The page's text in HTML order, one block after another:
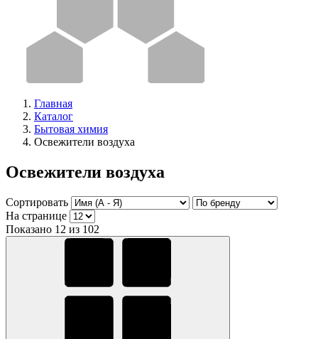
Главная
Каталог
Бытовая химия
Освежители воздуха
Освежители воздуха
Сортировать
На странице
Показано 12 из 102